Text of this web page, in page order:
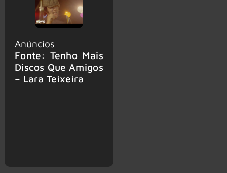
Anúncios
Fonte: Tenho Mais
Discos Que Amigos
– Lara Teixeira